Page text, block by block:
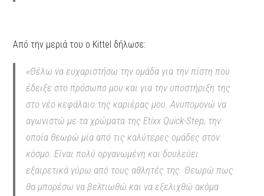
Από την μεριά του ο Kittel δήλωσε:
«Θέλω να ευχαριστήσω την ομάδα για την πίστη που
έδειξε στο πρόσωπο μου και για την υποστήριξη της
στο νέο κεφάλαιο της καριέρας μου. Ανυπομονώ να
αγωνιστώ με τα χρώματα της Etixx Quick-Step, την
οποία θεωρώ μία από τις καλύτερες ομάδες στον
κόσμο. Είναι πολύ οργανωμένη και δουλεύει
εξαιρετικά γύρω από τους αθλητές της. Θεωρώ πως
θα μπορέσω να βελτιωθώ και να εξελιχθώ ακόμα